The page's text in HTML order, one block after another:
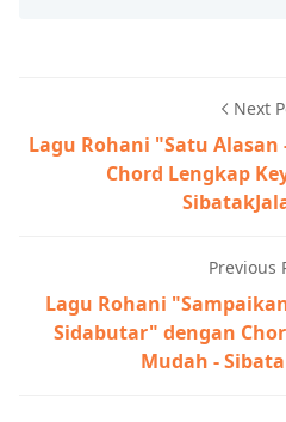
Next
Lagu Rohani "Satu Alasan
Chord Lengkap
Previous
Lagu Rohani
Sidabutar" dengan
Mudah -